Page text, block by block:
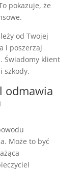
pokazuje, że
od Twojej
i poszerzaj
Świadomy klient
szkody.
odmawia
Może to być